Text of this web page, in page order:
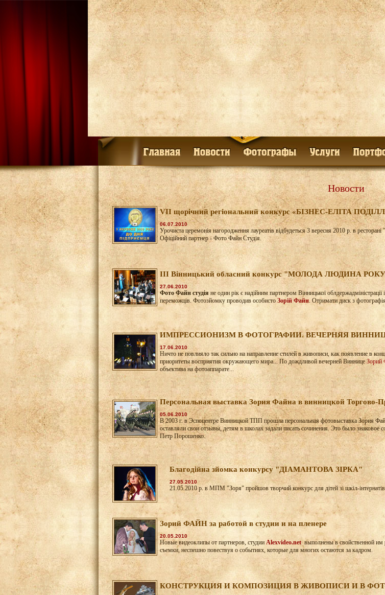
Новости
VІI щорічний регіональний конкурс «БІЗНЕС-ЕЛІТА
06.07.2010
Урочиста церемонія нагородження лауреатів відбудеться 3 вересня 2010 р. в
Офіційний партнер - Фото Файн Студія.
III Вінницький обласний конкурс "МОЛОДА ЛЮДИНА
27.06.2010
Фото Файн студія не один рік є надійним партнером Вінницької
переможців. Фотозйомку проводив особисто Зорій Файн. Отримати диск з
ИМПРЕССИОНИЗМ В ФОТОГРАФИИ. ВЕЧЕРНЯЯ
17.06.2010
Ничто не повлияло так сильно на направление стилей в живописи, как появление в
приоритеты восприятия окружающего мира... По дождливой вечерней Виннице Зорий
объектива на фотоаппарате...
Персональная выставка Зория Файна в винницкой Торгово-
05.06.2010
В 2003 г. в Эспоцентре Винницкой ТПП прошла персональная фотовыставка Зория
оставляли свои отзывы, детям в школах задали писать сочинения. Это было
Петр Порошенко.
Благодійна зйомка конкурсу "ДІАМАНТОВА ЗІРКА"
27.05.2010
21.05.2010 р. в МПМ "Зоря" пройшов творчий конкурс для дітей зі шкіл-
Зорий ФАЙН за работой в студии и на пленере
20.05.2010
Новые видеоклипы от партнеров, студииAlexvideo.netвыполнены в свойственной им
съемки, неспешно повествуя о событиях, которые для многих остаются за кадром.
КОНСТРУКЦИЯ И КОМПОЗИЦИЯ В ЖИВОПИСИ И В